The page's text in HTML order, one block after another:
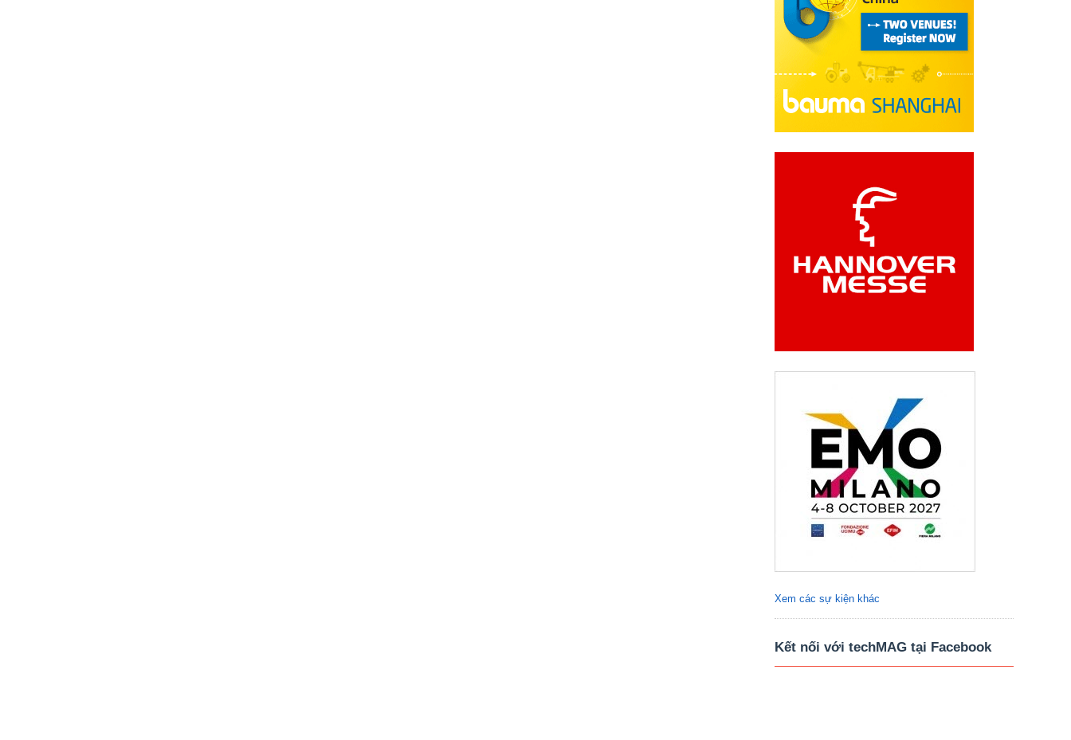
Xem các sự kiện khác
Kết nối với techMAG tại Facebook